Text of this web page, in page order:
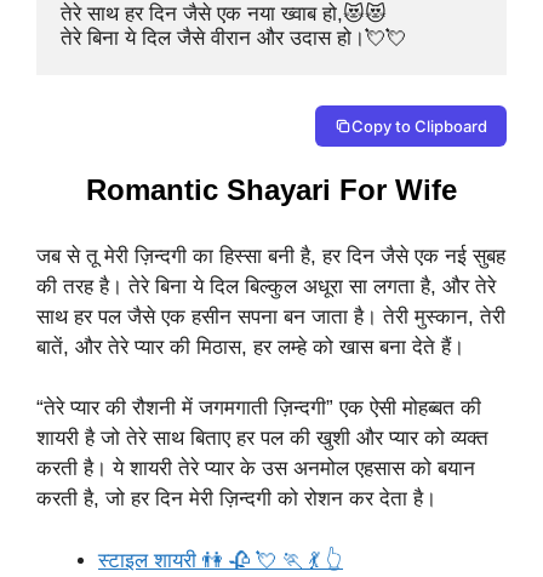
तेरे साथ हर दिन जैसे एक नया ख्वाब हो,😻😻
तेरे बिना ये दिल जैसे वीरान और उदास हो।💘💘
Copy to Clipboard
Romantic Shayari For Wife
जब से तू मेरी ज़िन्दगी का हिस्सा बनी है, हर दिन जैसे एक नई सुबह
की तरह है। तेरे बिना ये दिल बिल्कुल अधूरा सा लगता है, और तेरे
साथ हर पल जैसे एक हसीन सपना बन जाता है। तेरी मुस्कान, तेरी
बातें, और तेरे प्यार की मिठास, हर लम्हे को खास बना देते हैं।
“तेरे प्यार की रौशनी में जगमगाती ज़िन्दगी” एक ऐसी मोहब्बत की
शायरी है जो तेरे साथ बिताए हर पल की खुशी और प्यार को व्यक्त
करती है। ये शायरी तेरे प्यार के उस अनमोल एहसास को बयान
करती है, जो हर दिन मेरी ज़िन्दगी को रोशन कर देता है।
स्टाइल शायरी 👫 🥀 💘 🏃 💃 👆